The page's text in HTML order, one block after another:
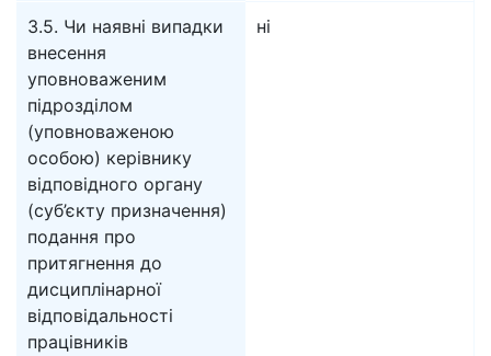
3.5. Чи наявні випадки
внесення
уповноваженим
підрозділом
(уповноваженою
особою) керівнику
відповідного органу
(суб’єкту призначення)
подання про
притягнення до
дисциплінарної
відповідальності
працівників
ні